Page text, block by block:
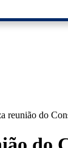
reunião do